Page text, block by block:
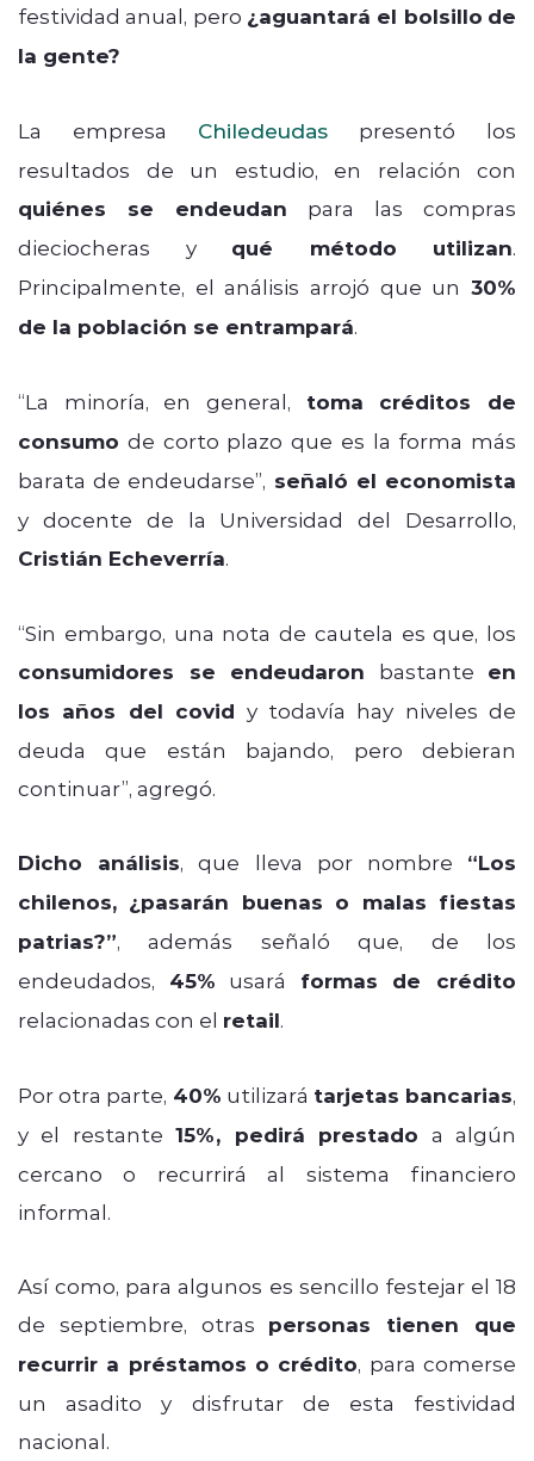
festividad anual, pero ¿aguantará el bolsillo de
la gente?
La empresa Chiledeudas
presentó los
resultados de un estudio, en relación con
quiénes se endeudan para las compras
dieciocheras y qué método utilizan.
Principalmente, el análisis arrojó que un 30%
de la población se entrampará.
“La minoría, en general, toma créditos de
consumo de corto plazo que es la forma más
barata de endeudarse”, señaló el economista
y docente de la Universidad del Desarrollo,
Cristián Echeverría.
“Sin embargo, una nota de cautela es que, los
consumidores se endeudaron bastante en
los años del covid y todavía hay niveles de
deuda que están bajando, pero debieran
continuar”, agregó.
Dicho análisis, que lleva por nombre “Los
chilenos, ¿pasarán buenas o malas fiestas
patrias?”, además señaló que, de los
endeudados, 45% usará formas de crédito
relacionadas con el retail.
Por otra parte, 40% utilizará tarjetas bancarias,
y el restante15%, pedirá prestado a algún
cercano o recurrirá al sistema financiero
informal.
Así como, para algunos es sencillo festejar el 18
de septiembre, otras personas tienen que
recurrir a préstamos o crédito, para comerse
un asadito y disfrutar de esta festividad
nacional.